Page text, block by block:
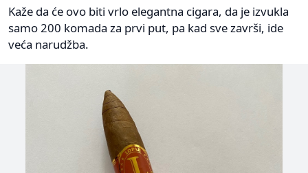
Kaže da će ovo biti vrlo elegantna cigara, da je izvukla
samo 200 komada za prvi put, pa kad sve završi, ide
veća narudžba.